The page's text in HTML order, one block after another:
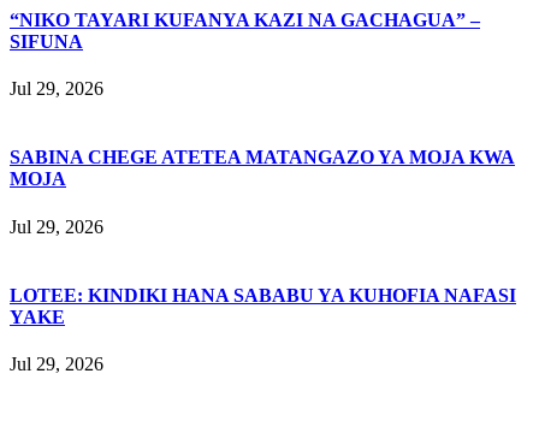
“NIKO TAYARI KUFANYA KAZI NA GACHAGUA” –
SIFUNA
Jul 29, 2026
SABINA CHEGE ATETEA MATANGAZO YA MOJA KWA
MOJA
Jul 29, 2026
LOTEE: KINDIKI HANA SABABU YA KUHOFIA NAFASI
YAKE
Jul 29, 2026